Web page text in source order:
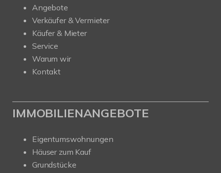
Angebote
Verkäufer & Vermieter
Käufer & Mieter
Service
Warum wir
Kontakt
IMMOBILIENANGEBOTE
Eigentumswohnungen
Häuser zum Kauf
Grundstücke